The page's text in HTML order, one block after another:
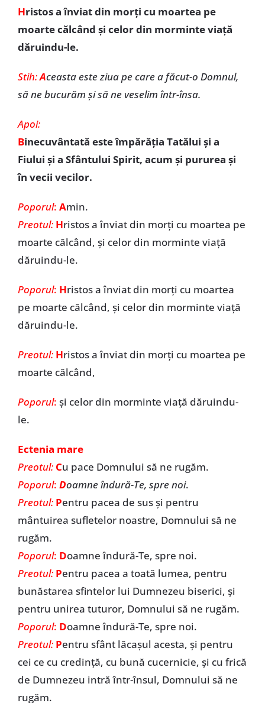
Hristos a înviat din morți cu moartea pe
moarte călcând și celor din morminte viață
dăruindu-le.
Stih:Aceasta este ziua pe care a făcut-o Domnul,
să ne bucurăm și să ne veselim într-însa.
Apoi:
Binecuvântată este împărăția Tatălui și a
Fiului și a Sfântului Spirit, acum și pururea și
în vecii vecilor.
Poporul: Amin.
Preotul: Hristos a înviat din morți cu moartea pe
moarte călcând, și celor din morminte viață
dăruindu-le.
Poporul: Hristos a înviat din morți cu moartea
pe moarte călcând, și celor din morminte viață
dăruindu-le.
Preotul: Hristos a înviat din morți cu moartea pe
moarte călcând,
Poporul: și celor din morminte viață dăruindu-
le.
Ectenia mare
Preotul: Cu pace Domnului să ne rugăm.
Poporul: Doamne îndură-Te, spre noi.
Preotul: Pentru pacea de sus și pentru
mântuirea sufletelor noastre, Domnului să ne
rugăm.
Poporul: Doamne îndură-Te, spre noi.
Preotul: Pentru pacea a toată lumea, pentru
bunăstarea sfintelor lui Dumnezeu biserici, și
pentru unirea tuturor, Domnului să ne rugăm.
Poporul: Doamne îndură-Te, spre noi.
Preotul: Pentru sfânt lăcașul acesta, și pentru
cei ce cu credință, cu bună cucernicie, și cu frică
de Dumnezeu intră într-însul, Domnului să ne
rugăm.